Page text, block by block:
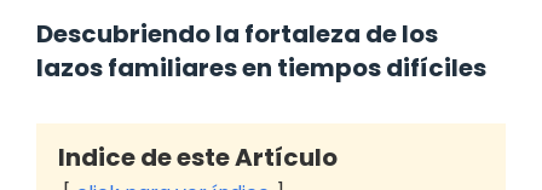
Descubriendo la fortaleza de los
lazos familiares en tiempos difíciles
Indice de este Artículo